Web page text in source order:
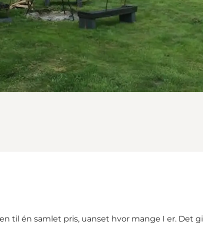
til én samlet pris, uanset hvor mange I er. Det